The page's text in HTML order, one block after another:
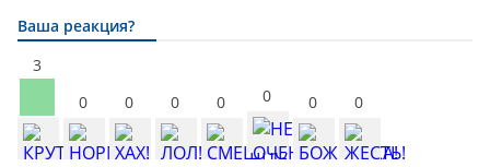
Ваша реакция?
3
0
0 0 0 0 0 0